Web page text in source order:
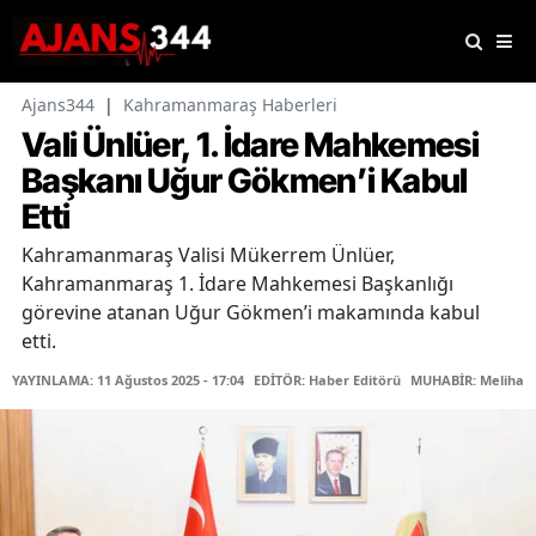
Ajans344 | Kahramanmaraş Haberleri
Vali Ünlüer, 1. İdare Mahkemesi
Başkanı Uğur Gökmen’i Kabul
Etti
Kahramanmaraş Valisi Mükerrem Ünlüer,
Kahramanmaraş 1. İdare Mahkemesi Başkanlığı
görevine atanan Uğur Gökmen’i makamında kabul
etti.
YAYINLAMA: 11 Ağustos 2025 - 17:04 EDİTÖR: Haber Editörü MUHABİR: Meliha